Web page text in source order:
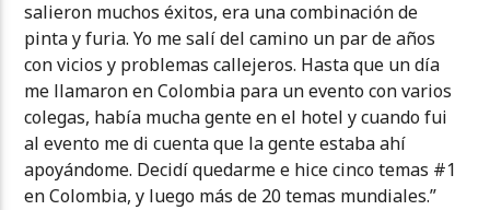
salieron muchos éxitos, era una combinación de
pinta y furia. Yo me salí del camino un par de años
con vicios y problemas callejeros. Hasta que un día
me llamaron en Colombia para un evento con varios
colegas, había mucha gente en el hotel y cuando fui
al evento me di cuenta que la gente estaba ahí
apoyándome. Decidí quedarme e hice cinco temas #1
en Colombia, y luego más de 20 temas mundiales.”